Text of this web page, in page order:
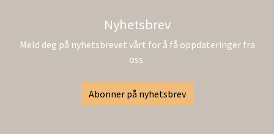
Nyhetsbrev
Meld deg på nyhetsbrevet vårt for å få oppdateringer fra
oss.
Abonner på nyhetsbrev